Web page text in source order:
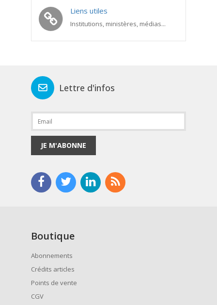
Liens utiles
Institutions, ministères, médias...
Lettre d'infos
JE M'ABONNE
Boutique
Abonnements
Crédits articles
Points de vente
CGV